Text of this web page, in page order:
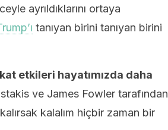
ayrıldıklarını ortaya
tanıyan birini tanıyan birini
etkileri hayatımızda daha
ve James Fowler tarafından
kalalım hiçbir zaman bir